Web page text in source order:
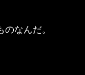
なんだ。